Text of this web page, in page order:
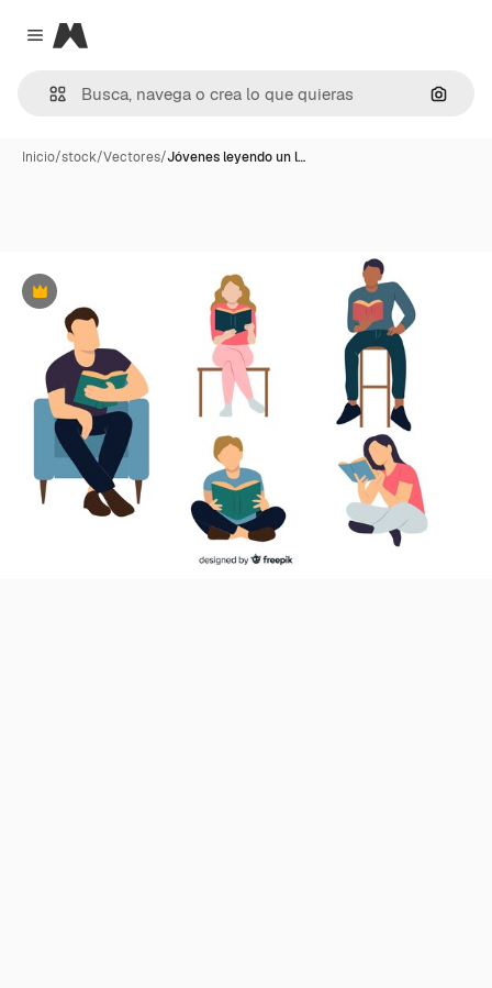
Close menu
Magnific
Inicio/stock/Vectores/Jóvenes leyendo un l…
Premium